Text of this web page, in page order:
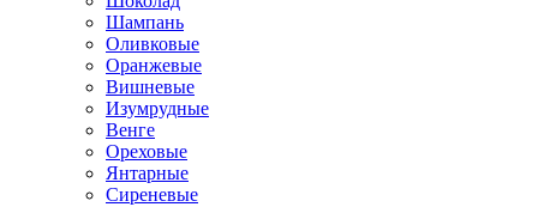
Шампань
Оливковые
Оранжевые
Вишневые
Изумрудные
Венге
Ореховые
Янтарные
Сиреневые